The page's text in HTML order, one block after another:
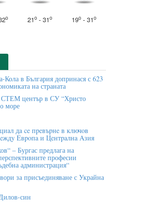
o 21o - 31o 19o - 31o
Кола в България допринася с 623
на страната
СТЕМ център в СУ “Христо
море
дa ce пpeвъpнe в ĸлючoв
Eвpoпa и Цeнтpaлнa Aзия
– Бургас предлага на
професии
администрация“
за присъединяване с Украйна
син